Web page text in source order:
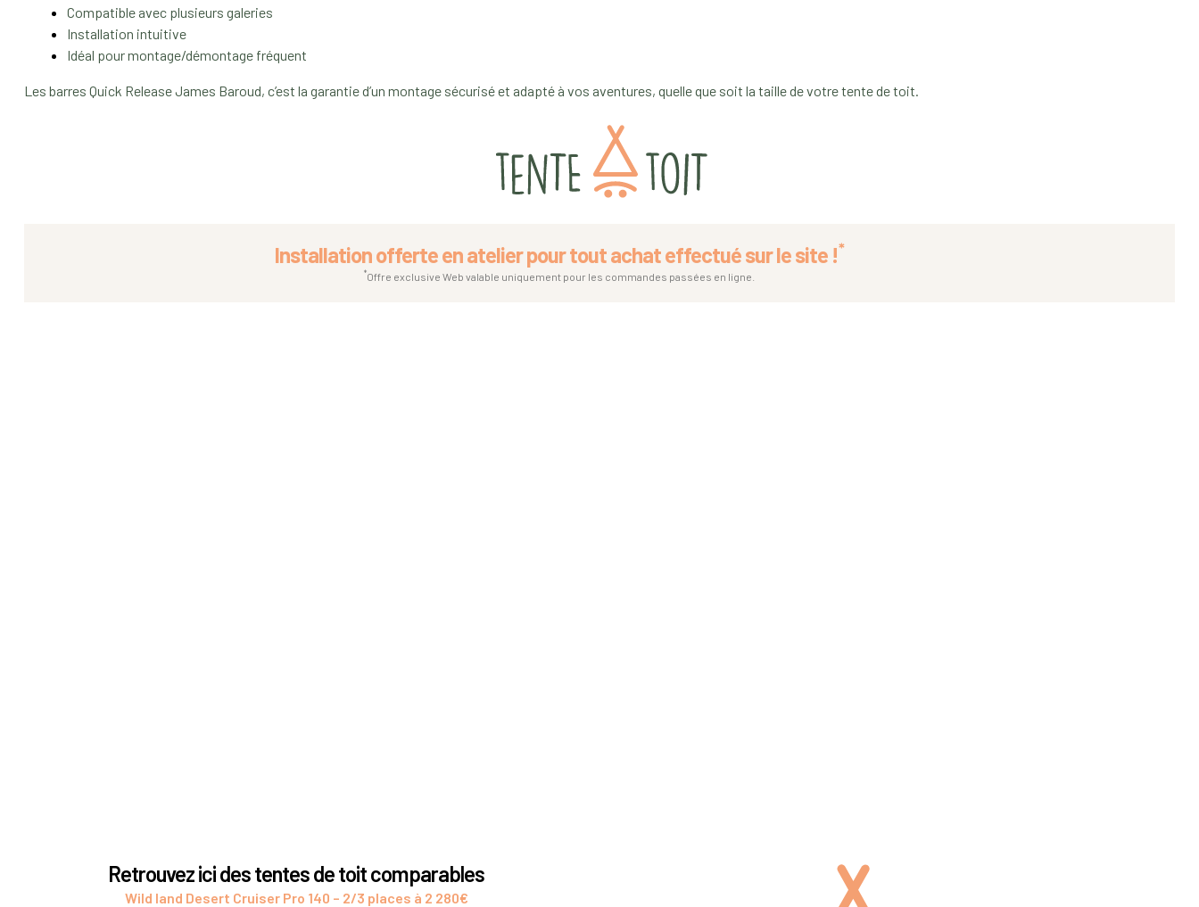
Compatible avec plusieurs galeries
Installation intuitive
Idéal pour montage/démontage fréquent
Les barres Quick Release James Baroud, c’est la garantie d’un montage sécurisé et adapté à vos aventures, quelle que soit la taille de votre tente de toit.
Installation offerte en atelier pour tout achat effectué sur le site !*
*Offre exclusive Web valable uniquement pour les commandes passées en ligne.
Retrouvez ici des tentes de toit comparables
Wild land Desert Cruiser Pro 140 – 2/3 places à 2 280€